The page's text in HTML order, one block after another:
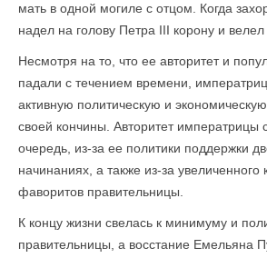
мать в одной могиле с отцом. Когда
надел на голову Петра III корону и велел
Несмотря на то, что ее авторитет и
падали с течением времени,
активную политическую и
своей кончины. Авторитет императрицы
очередь, из-за ее политики поддержки
начинаниях, а также из-за увеличенного
фаворитов правительницы.
К концу жизни свелась к минимуму и
правительницы, а восстание Емельяна